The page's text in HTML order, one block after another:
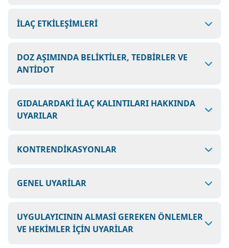
İLAÇ ETKİLEŞİMLERİ
DOZ AŞIMINDA BELİKTİLER, TEDBİRLER VE
ANTİDOT
GIDALARDAKİ İLAÇ KALINTILARI HAKKINDA
UYARILAR
KONTRENDİKASYONLAR
GENEL UYARİLAR
UYGULAYICININ ALMASİ GEREKEN ÖNLEMLER
VE HEKİMLER İÇİN UYARİLAR